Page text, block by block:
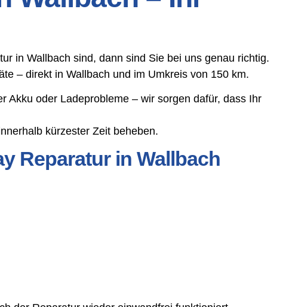
in Wallbach sind, dann sind Sie bei uns genau richtig.
– direkt in Wallbach und im Umkreis von 150 km.
Akku oder Ladeprobleme – wir sorgen dafür, dass Ihr
kürzester Zeit beheben.
Reparatur in Wallbach